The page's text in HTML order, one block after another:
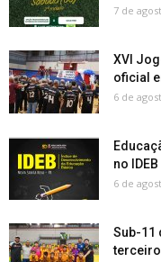
7 de
XVI
oficial
6 de
no
6 de
Sub-11
terceiro